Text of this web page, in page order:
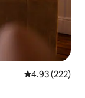
Calificación
4.93 (222)